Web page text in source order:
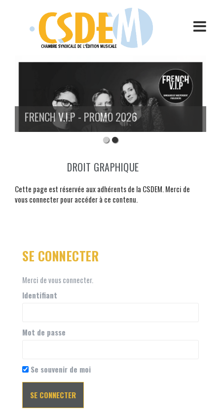
FRENCH V.I.P - PROMO 2026
DROIT GRAPHIQUE
Cette page est réservée aux adhérents de la CSDEM. Merci de
vous connecter pour accéder à ce contenu.
SE CONNECTER
Merci de vous connecter.
Identifiant
Mot de passe
Se souvenir de moi